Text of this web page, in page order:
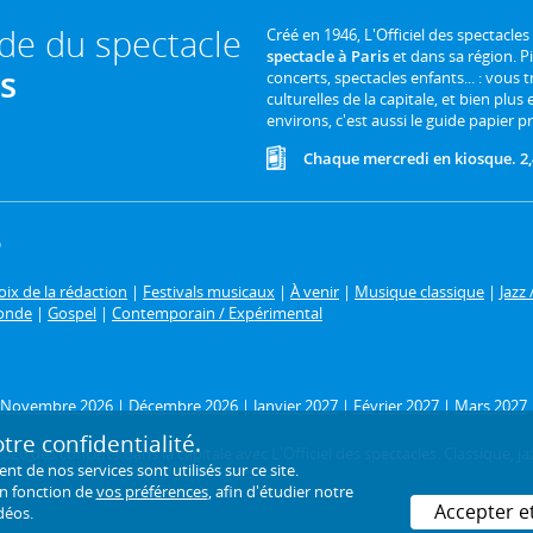
du spectacle
Créé en 1946, L'Officiel des
spectacle à Pariset dans sa région.
concerts, spectacles enfants... :
culturelles de la capitale, et bien plus
environs, c'est aussi le guide papier
Chaque mercredi en kiosque.
de la rédaction | Festivals musicaux | À venir | Musique classique |
| Gospel | Contemporain / Expérimental
Novembre 2026|Décembre 2026|Janvier 2027|Février 2027|Mars 2027
des concerts dans la capitale avec L'Officiel des spectacles. Classique,
confidentialité.
de nos services sont utilisés sur ce site.
fonction devos préférences, afin d'étudier notre
Accepter